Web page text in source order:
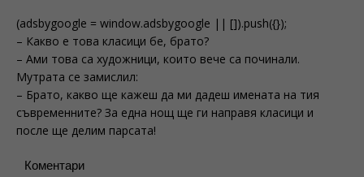
(adsbygoogle = window.adsbygoogle || []).push({});
– Какво е това класици бе, брато?
– Ами това са художници, които вече са починали.
Мутрата се замислил:
– Брато, какво ще кажеш да ми дадеш имената на тия
съвременните? За една нощ ще ги направя класици и
после ще делим парсата!
Коментари